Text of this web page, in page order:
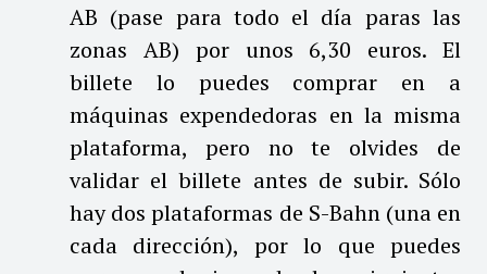
AB (pase para todo el día paras las
zonas AB) por unos 6,30 euros. El
billete lo puedes comprar en a
máquinas expendedoras en la misma
plataforma, pero no te olvides de
validar el billete antes de subir. Sólo
hay dos plataformas de S-Bahn (una en
cada dirección), por lo que puedes